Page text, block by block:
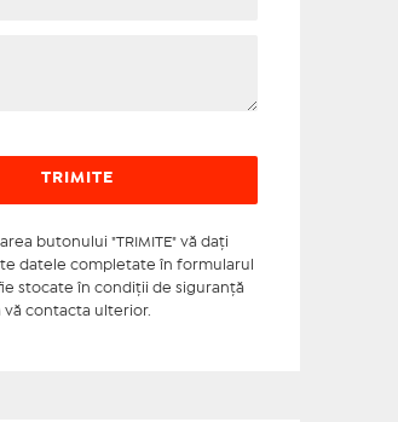
butonului "TRIMITE" vă daţi
datele completate în formularul
stocate în condiţii de siguranţă
vă contacta ulterior.